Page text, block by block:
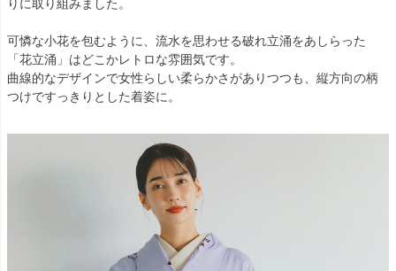
りに取り組みました。
可憐な小花を包むように、流水を思わせる破れ立涌をあしらった
「花立涌」はどこかレトロな雰囲気です。
曲線的なデザインで女性らしい柔らかさがありつつも、縦方向の柄
つけですっきりとした着姿に。